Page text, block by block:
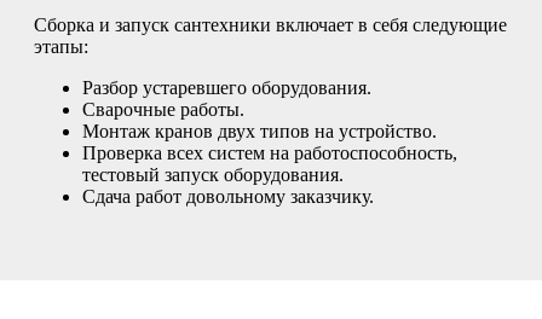
Сборка и запуск сантехники включает в себя следующие
этапы:
Разбор устаревшего оборудования.
Сварочные работы.
Монтаж кранов двух типов на устройство.
Проверка всех систем на работоспособность,
тестовый запуск оборудования.
Сдача работ довольному заказчику.